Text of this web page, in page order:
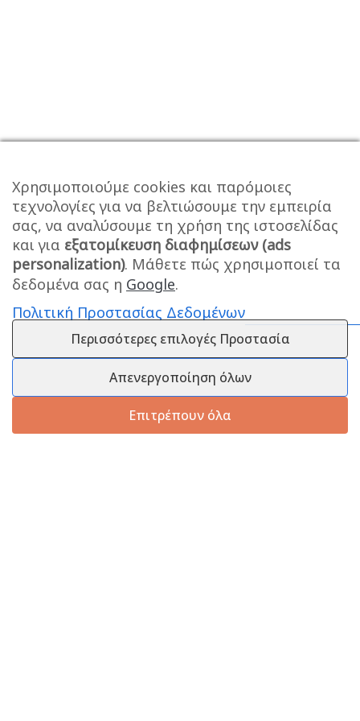
Χρησιμοποιούμε cookies και παρόμοιες
τεχνολογίες για να βελτιώσουμε την εμπειρία
σας, να αναλύσουμε τη χρήση της ιστοσελίδας
και για εξατομίκευση διαφημίσεων (ads
personalization). Μάθετε πώς χρησιμοποιεί τα
δεδομένα σας η Google.
Πολιτική Προστασίας Δεδομένων
Περισσότερες επιλογές Προστασία
Απενεργοποίηση όλων
Επιτρέπουν όλα